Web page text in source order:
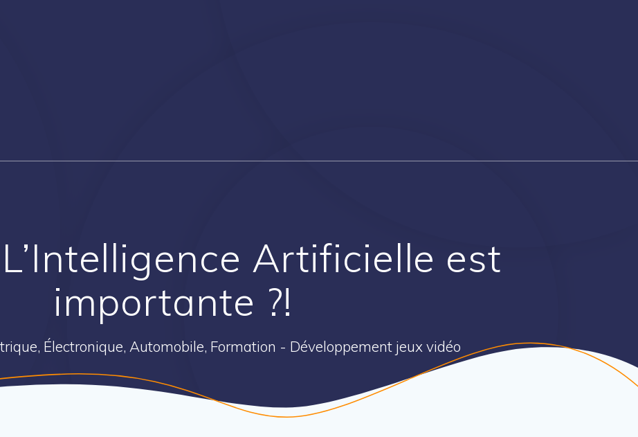
Artificielle est
importante ?!
Électronique, Automobile, Formation - Développement jeux vidéo